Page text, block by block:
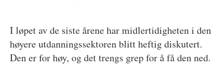
I løpet av de siste årene har midlertidigheten i den
høyere utdanningssektoren blitt heftig diskutert.
Den er for høy, og det trengs grep for å få den ned.